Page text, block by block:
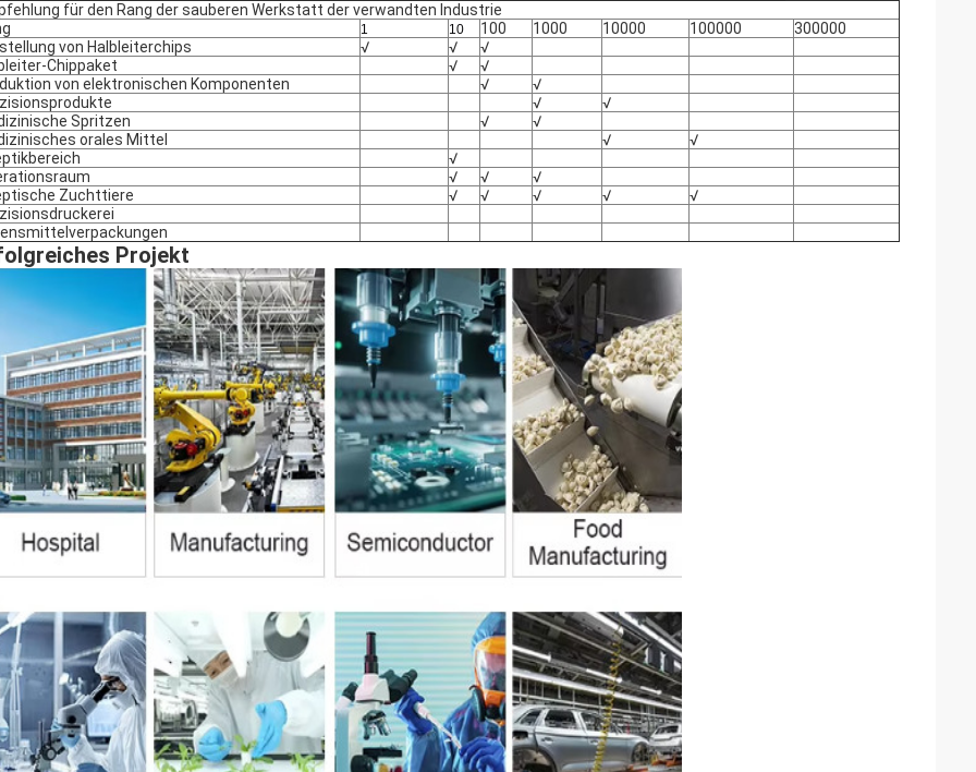
für den Rang der sauberen Werkstatt der verwandten Industrie
1 10 100 1000 10000 100000
300000
von Halbleiterchips
√ √
√
Chippaket
√
√
von elektronischen Komponenten
√
√
√
√
Spritzen
√
√
orales Mittel
√
√
√
√ √
√
Zuchttiere
√ √ √ √
√
Projekt